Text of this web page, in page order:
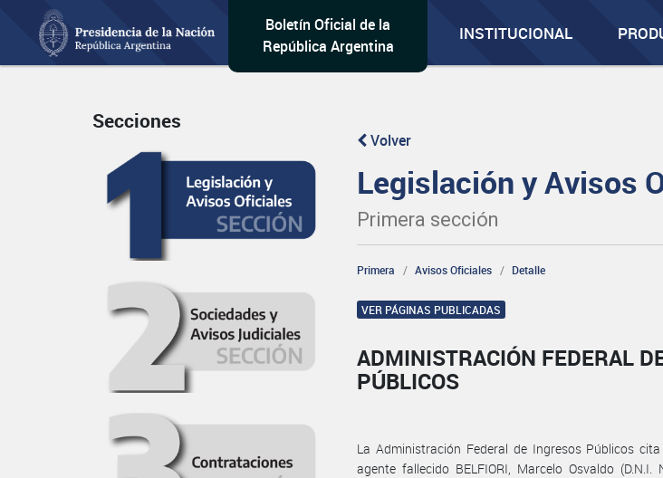
Boletín Oficial de la
República Argentina
INSTITUCIONAL
Secciones
Volver
Legislación y Avisos
Primera sección
Primera Avisos Oficiales Detalle
VER PÁGINAS PUBLICADAS
ADMINISTRACIÓN FEDERAL
PÚBLICOS
La Administración Federal de Ingresos Públicos
agente fallecido BELFIORI, Marcelo Osvaldo